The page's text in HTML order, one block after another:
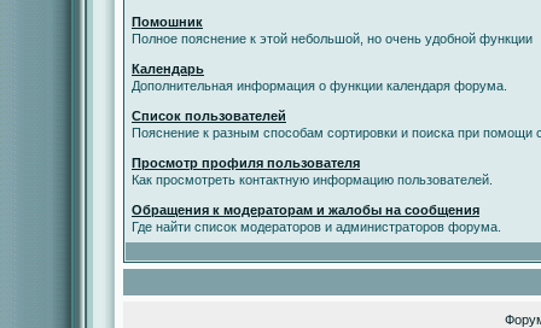
Помошник
Полное пояснение к этой небольшой, но очень удобной функции
Календарь
Дополнительная информация о функции календаря форума.
Список пользователей
Пояснение к разным способам сортировки и поиска при помощи
Просмотр профиля пользователя
Как просмотреть контактную информацию пользователей.
Обращения к модераторам и жалобы на сообщения
Где найти список модераторов и администраторов форума.